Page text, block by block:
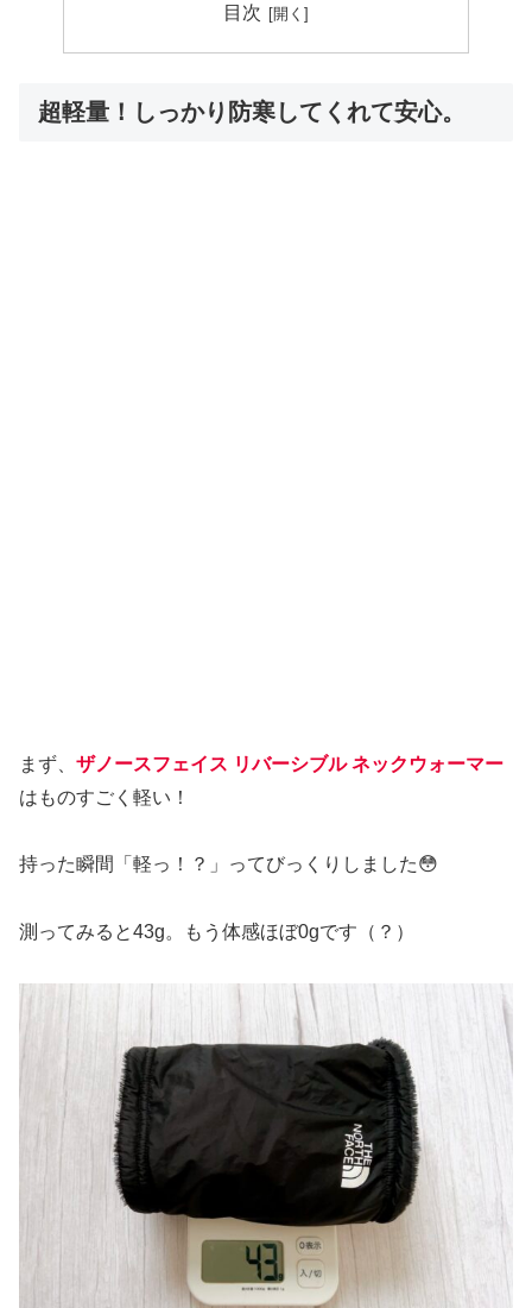
目次
超軽量！しっかり防寒してくれて安心。
まず、 ザノースフェイス リバーシブル ネックウォーマー
はものすごく軽い！
持った瞬間「軽っ！？」ってびっくりしました😳
測ってみると43g。もう体感ほぼ0gです（？）